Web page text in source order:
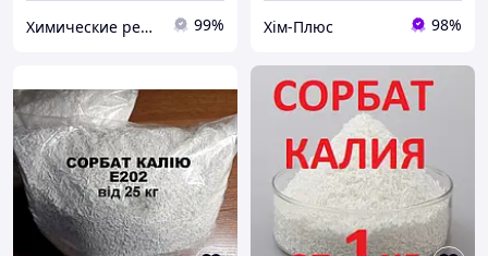
Химические реактивы и сырье от интернет-магазина МенделеевШоп.ua 99% Хім-Плюс 98%